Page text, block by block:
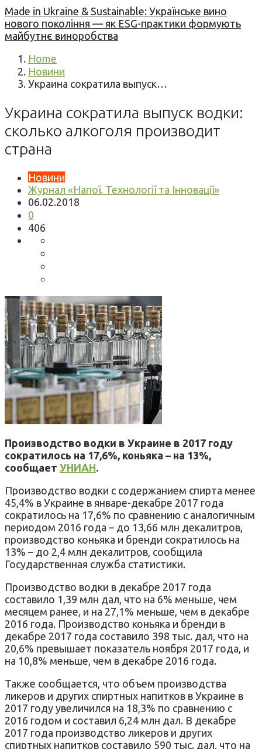
Made in Ukraine & Sustainable: Українське вино
нового покоління — як ESG-практики формують
майбутнє виноробства
Home
Новини
Украина сократила выпуск…
Украина сократила выпуск водки:
сколько алкоголя производит
страна
Новини
Журнал «Напої. Технології та Інновації»
06.02.2018
0
406
Производство водки в Украине в 2017 году
сократилось на 17,6%, коньяка – на 13%,
сообщает УНИАН.
Производство водки с содержанием спирта менее
45,4% в Украине в январе-декабре 2017 года
сократилось на 17,6% по сравнению с аналогичным
периодом 2016 года – до 13,66 млн декалитров,
производство коньяка и бренди сократилось на
13% – до 2,4 млн декалитров, сообщила
Государственная служба статистики.
Производство водки в декабре 2017 года
составило 1,39 млн дал, что на 6% меньше, чем
месяцем ранее, и на 27,1% меньше, чем в декабре
2016 года. Производство коньяка и бренди в
декабре 2017 года составило 398 тыс. дал, что на
20,6% превышает показатель ноября 2017 года, и
на 10,8% меньше, чем в декабре 2016 года.
Также сообщается, что объем производства
ликеров и других спиртных напитков в Украине в
2017 году увеличился на 18,3% по сравнению с
2016 годом и составил 6,24 млн дал. В декабре
2017 года производство ликеров и других
спиртных напитков составило 590 тыс. дал, что на